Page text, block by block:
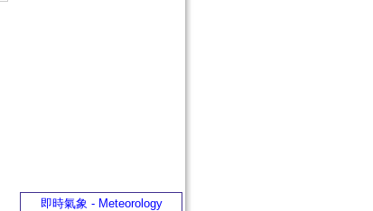
即時氣象 - Meteorology